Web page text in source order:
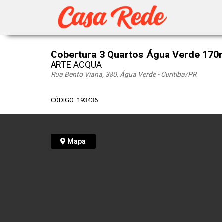
Cobertura 3 Quartos Água Verde
ARTE ACQUA
Rua Bento Viana, 380, Água Verde - Curitiba/PR
CÓDIGO: 193436
Mapa